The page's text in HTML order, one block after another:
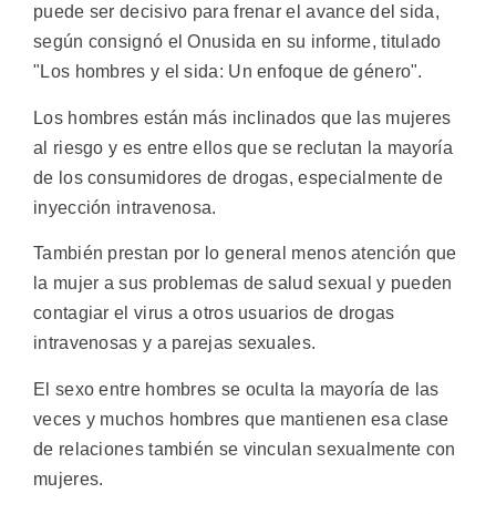
puede ser decisivo para frenar el avance del sida,
según consignó el Onusida en su informe, titulado
"Los hombres y el sida: Un enfoque de género".
Los hombres están más inclinados que las mujeres
al riesgo y es entre ellos que se reclutan la mayoría
de los consumidores de drogas, especialmente de
inyección intravenosa.
También prestan por lo general menos atención que
la mujer a sus problemas de salud sexual y pueden
contagiar el virus a otros usuarios de drogas
intravenosas y a parejas sexuales.
El sexo entre hombres se oculta la mayoría de las
veces y muchos hombres que mantienen esa clase
de relaciones también se vinculan sexualmente con
mujeres.